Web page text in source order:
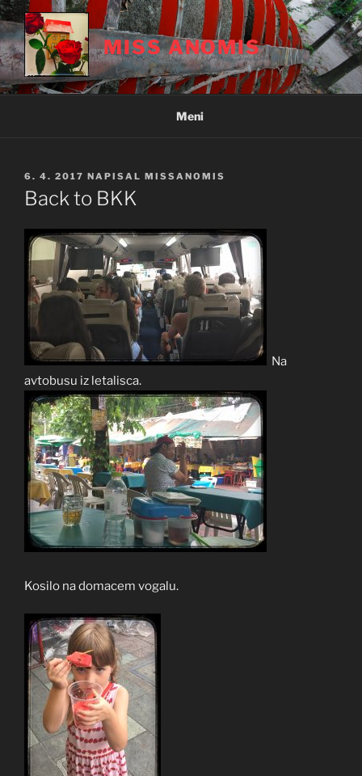
Skoči
na
vsebino
MISS ANOMIS
Meni
OBJAVLJENO
DNE
6. 4. 2017 NAPISAL MISSANOMIS
Back to BKK
Na
avtobusu iz letalisca.
Kosilo na domacem vogalu.